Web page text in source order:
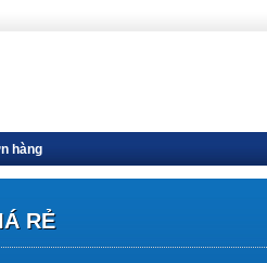
hàng
RẺ